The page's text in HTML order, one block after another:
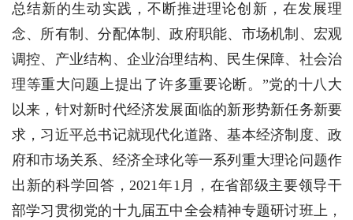
总结新的生动实践，不断推进理论创新，在发展理
念、所有制、分配体制、政府职能、市场机制、宏观
调控、产业结构、企业治理结构、民生保障、社会治
理等重大问题上提出了许多重要论断。”党的十八大
以来，针对新时代经济发展面临的新形势新任务新要
求，习近平总书记就现代化道路、基本经济制度、政
府和市场关系、经济全球化等一系列重大理论问题作
出新的科学回答，2021年1月，在省部级主要领导干
部学习贯彻党的十九届五中全会精神专题研讨班上，